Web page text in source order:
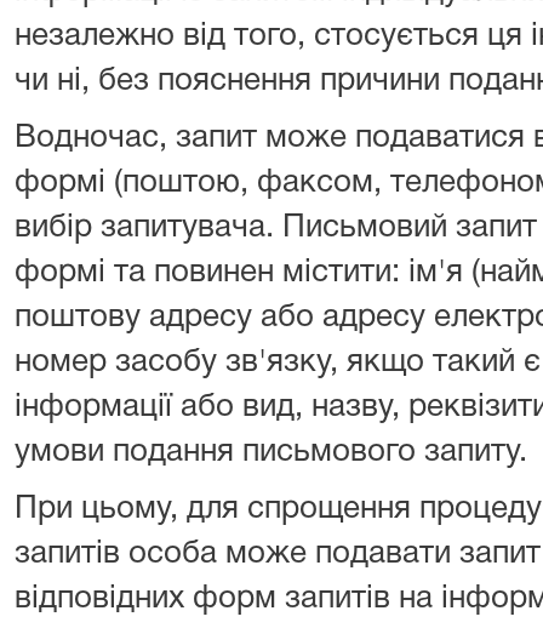
незалежно від того, стосується ця
чи ні, без пояснення причини
Водночас, запит може подаватися
формі (поштою, факсом,
вибір запитувача. Письмовий запит
формі та повинен містити: ім'я
поштову адресу або адресу
номер засобу зв'язку, якщо такий
інформації або вид, назву,
умови подання письмового запиту.
При цьому, для спрощення
запитів особа може подавати
відповідних форм запитів на